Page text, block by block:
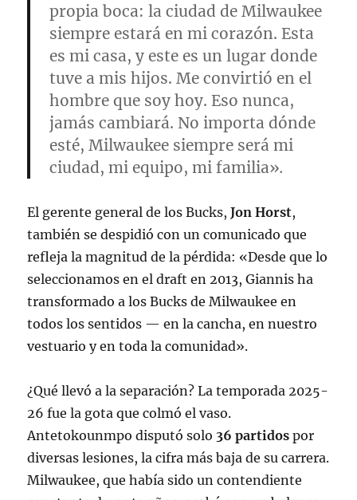
propia boca: la ciudad de Milwaukee
siempre estará en mi corazón. Esta
es mi casa, y este es un lugar donde
tuve a mis hijos. Me convirtió en el
hombre que soy hoy. Eso nunca,
jamás cambiará. No importa dónde
esté, Milwaukee siempre será mi
ciudad, mi equipo, mi familia».
El gerente general de los Bucks,Jon Horst,
también se despidió con un comunicado que
refleja la magnitud de la pérdida: «Desde que lo
seleccionamos en el draft en 2013, Giannis ha
transformado a los Bucks de Milwaukee en
todos los sentidos — en la cancha, en nuestro
vestuario y en toda la comunidad».
¿Qué llevó a la separación? La temporada 2025-
26 fue la gota que colmó el vaso.
Antetokounmpo disputó solo 36 partidos por
diversas lesiones, la cifra más baja de su carrera.
Milwaukee, que había sido un contendiente